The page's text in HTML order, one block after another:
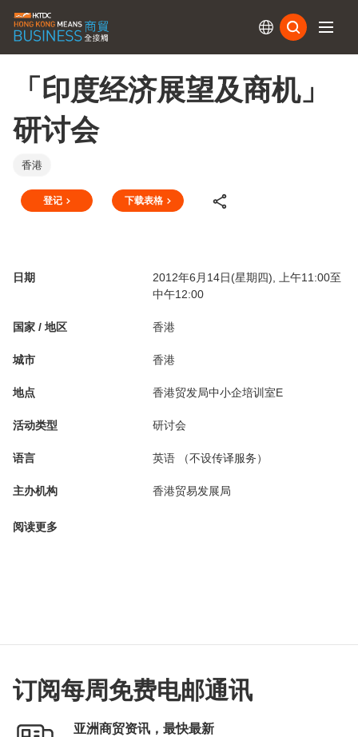
「印度经济展望及商机」
研讨会
香港
登记 下载表格
日期
2012年6月14日(星期四), 上午11:00至
中午12:00
国家 / 地区 香港
城市 香港
地点 香港贸发局中小企培训室E
活动类型 研讨会
语言 英语 （不设传译服务）
主办机构 香港贸易发展局
阅读更多
订阅每周免费电邮通讯
亚洲商贸资讯，最快最新